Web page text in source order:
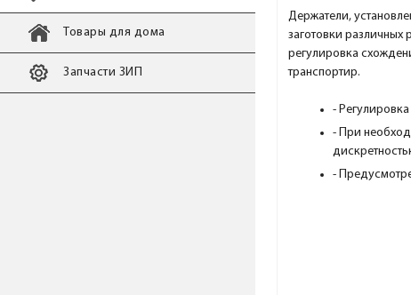
Товары для дома
Запчасти ЗИП
Держатели,
заготовки различных
регулировка
транспортир.
-
- При
-